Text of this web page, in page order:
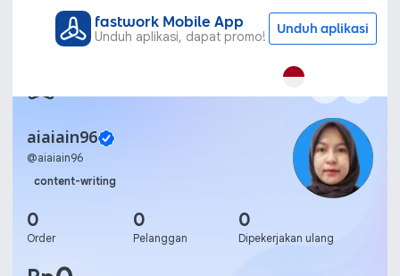
fastwork Mobile App
Unduh aplikasi, dapat promo! Unduh aplikasi
aiaiain96
@aiaiain96
content-writing
0
Order
0
Pelanggan
0
Dipekerjakan ulang